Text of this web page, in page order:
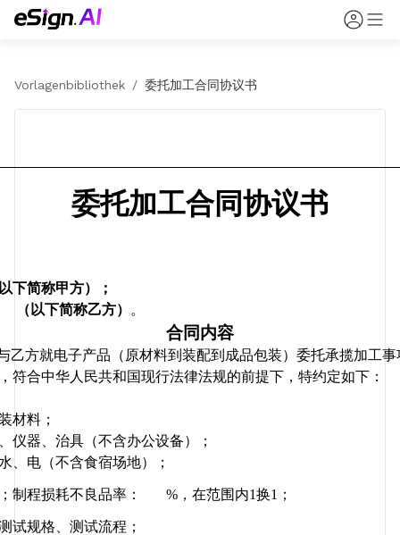
Vorlagenbibliothek / 委托加工合同协议书
委托加工合同协议书
下简称甲方）；
（以下简称乙方）
。
合同内容
乙方就电子产品（原材料到装配到成品包装）委托承揽加工
符合中华人民共和国现行法律法规的前提下，特约定如下：
材料；
仪器、治具（不含办公设备）；
、电（不含食宿场地）；
制程损耗不良品率：       %，在范围内1换1；
试规格、测试流程；